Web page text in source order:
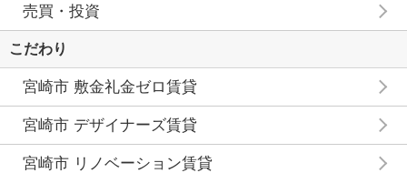
売買・投資
こだわり
宮崎市 敷金礼金ゼロ賃貸
宮崎市 デザイナーズ賃貸
宮崎市 リノベーション賃貸